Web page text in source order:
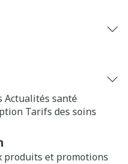
Actualités santé
Tarifs des soins
produits et promotions